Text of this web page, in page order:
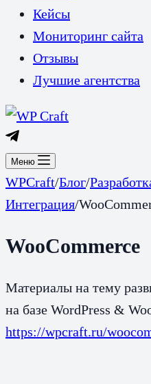
Кейсы
Мониторинг сайта
Отзывы
Лучшие агентства
Меню
WPCraft/Блог/
Интеграция/
WooCommerce
Материалы на тему
на базе WordPress &
https://wpcraft.ru/